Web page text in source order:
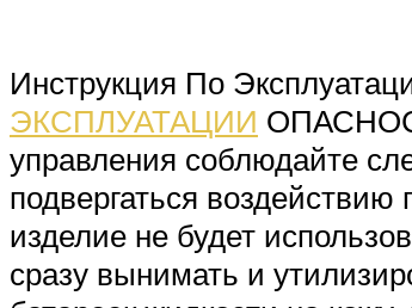
Инструкция По
ЭКСПЛУАТАЦИИ
управления соблюдайте
подвергаться
изделие не будет
сразу вынимать и